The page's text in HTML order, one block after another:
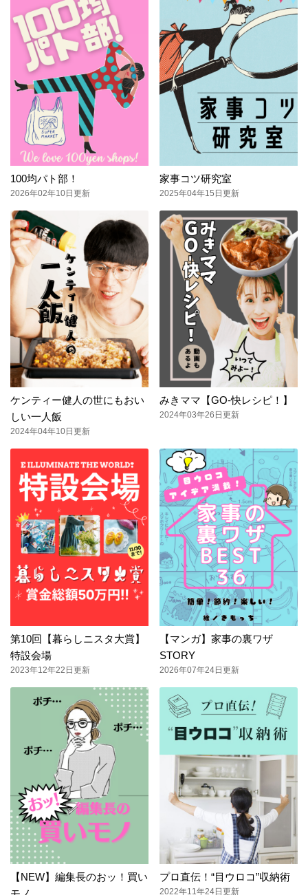
100均パト部！
2026年02年10日更新
家事コツ研究室
2025年04年15日更新
ケンティー健人の世にもおい
しい一人飯
2024年04年10日更新
みきママ【GO-快レシピ！】
2024年03年26日更新
第10回【暮らしニスタ大賞】
特設会場
2023年12年22日更新
【マンガ】家事の裏ワザ
STORY
2026年07年24日更新
【NEW】編集長のおッ！買い
プロ直伝！“目ウロコ”収納術
2022年11年24日更新